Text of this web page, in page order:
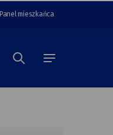
Panel mieszkańca